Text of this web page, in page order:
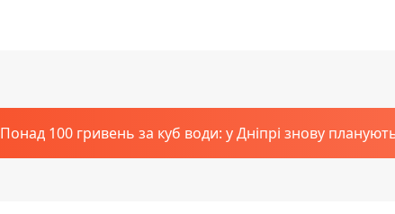
Понад 100 гривень за куб води: у Дніпрі знову